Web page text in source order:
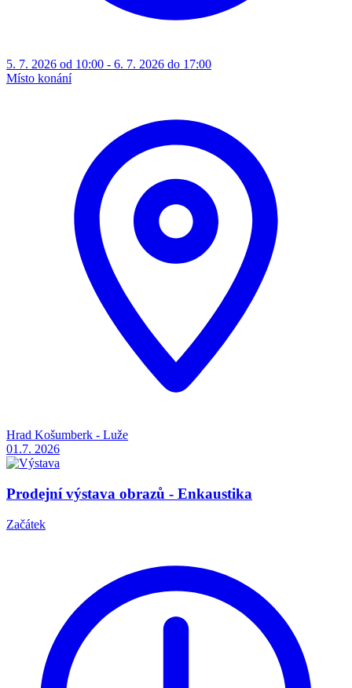
5. 7. 2026 od 10:00 - 6. 7. 2026 do 17:00
Místo konání
Hrad Košumberk - Luže
01.7. 2026
Prodejní výstava obrazů - Enkaustika
Začátek